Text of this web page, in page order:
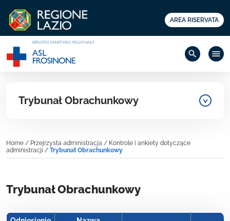
AREA RISERVATA
search menu
Trybunał Obrachunkowy
Home / Przejrzysta administracja / Kontrole i ankiety dotyczące
administracji / Trybunał Obrachunkowy
Trybunał Obrachunkowy